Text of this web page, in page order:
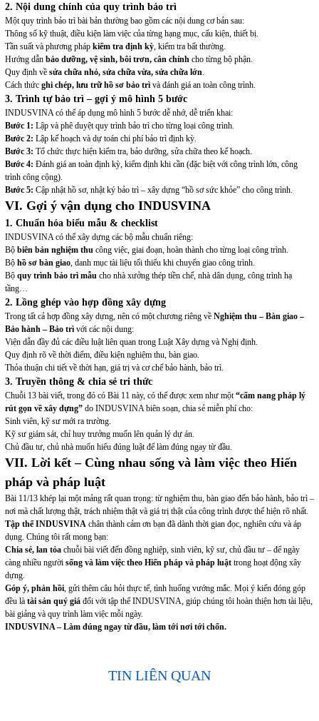
2. Nội dung chính của quy trình bảo trì
Một quy trình bảo trì bài bản thường bao gồm các nội dung cơ bản sau:
Thông số kỹ thuật, điều kiện làm việc của từng hạng mục, cấu kiện, thiết bị.
Tần suất và phương pháp kiểm tra định kỳ, kiểm tra bất thường.
Hướng dẫn bảo dưỡng, vệ sinh, bôi trơn, cân chỉnhcho từng bộ phận.
Quy định về sửa chữa nhỏ, sửa chữa vừa, sửa chữa lớn.
Cách thức ghi chép, lưu trữ hồ sơ bảo trìvà đánh giá an toàn công trình.
3. Trình tự bảo trì – gợi ý mô hình 5 bước
INDUSVINA có thể áp dụng mô hình 5 bước dễ nhớ, dễ triển khai:
Bước 1: Lập và phê duyệt quy trình bảo trì cho từng loại công trình.
Bước 2: Lập kế hoạch và dự toán chi phí bảo trì định kỳ.
Bước 3: Tổ chức thực hiện kiểm tra, bảo dưỡng, sửa chữa theo kế hoạch.
Bước 4: Đánh giá an toàn định kỳ, kiểm định khi cần (đặc biệt với công trình lớn, công
trình công cộng).
Bước 5: Cập nhật hồ sơ, nhật ký bảo trì – xây dựng “hồ sơ sức khỏe” cho công trình.
VI. Gợi ý vận dụng cho INDUSVINA
1. Chuẩn hóa biểu mẫu & checklist
INDUSVINA có thể xây dựng các bộ mẫu chuẩn riêng:
Bộ biên bản nghiệm thucông việc, giai đoạn, hoàn thành cho từng loại công trình.
Bộ hồ sơ bàn giao, danh mục tài liệu tối thiểu khi chuyển giao công trình.
Bộ quy trình bảo trì mẫucho nhà xưởng thép tiền chế, nhà dân dụng, công trình hạ
tầng…
2. Lồng ghép vào hợp đồng xây dựng
Trong tất cả hợp đồng xây dựng, nên có một chương riêng về Nghiệm thu – Bàn giao –
Bảo hành – Bảo trìvới các nội dung:
Viện dẫn đầy đủ các điều luật liên quan trong Luật Xây dựng và Nghị định.
Quy định rõ về thời điểm, điều kiện nghiệm thu, bàn giao.
Thỏa thuận chi tiết về thời hạn, giá trị và cơ chế bảo hành, bảo trì.
3. Truyền thông & chia sẻ tri thức
Chuỗi 13 bài viết, trong đó có Bài 11 này, có thể được xem như một“cẩm nang pháp lý
rút gọn về xây dựng”do INDUSVINA biên soạn, chia sẻ miễn phí cho:
Sinh viên, kỹ sư mới ra trường.
Kỹ sư giám sát, chỉ huy trưởng muốn lên quản lý dự án.
Chủ đầu tư, chủ nhà muốn hiểu đúng luật để làm đúng ngay từ đầu.
VII. Lời kết – Cùng nhau sống và làm việc theo Hiến
pháp và pháp luật
Bài 11/13 khép lại một mảng rất quan trọng: từ nghiệm thu, bàn giao đến bảo hành, bảo trì –
nơi mà chất lượng thật, trách nhiệm thật và giá trị thật của công trình được thể hiện rõ nhất.
Tập thể INDUSVINAchân thành cảm ơn bạn đã dành thời gian đọc, nghiên cứu và áp
dụng. Chúng tôi rất mong bạn:
Chia sẻ, lan tỏachuỗi bài viết đến đồng nghiệp, sinh viên, kỹ sư, chủ đầu tư – để ngày
càng nhiều người sống và làm việc theo Hiến pháp và pháp luậttrong hoạt động xây
dựng.
Góp ý, phản hồi, gửi thêm câu hỏi thực tế, tình huống vướng mắc. Mọi ý kiến đóng góp
đều là tài sản quý giáđối với tập thể INDUSVINA, giúp chúng tôi hoàn thiện hơn tài liệu,
bài giảng và quy trình làm việc mỗi ngày.
INDUSVINA – Làm đúng ngay từ đầu, làm tới nơi tới chốn.
TIN LIÊN QUAN